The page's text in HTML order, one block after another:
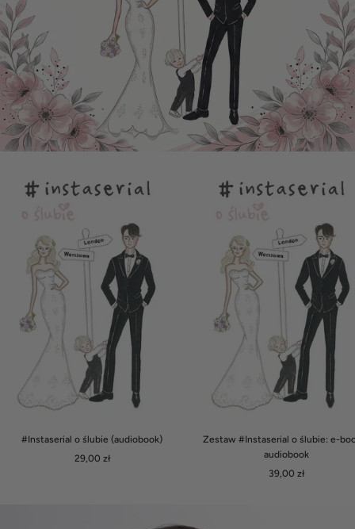
#Instaserial o ślubie (audiobook)
Cena
29,00 zł
Zestaw #Instaserial o ślubie: e-
audiobook
Cena
39,00 zł